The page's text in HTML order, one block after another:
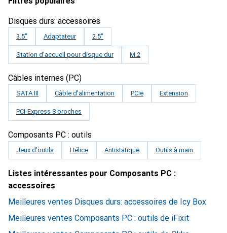
Disques durs: accessoires
3.5" Adaptateur 2.5"
Station d'accueil pour disque dur M.2
Câbles internes (PC)
SATA III Câble d'alimentation PCIe Extension
PCI-Express 8 broches
Composants PC : outils
Jeux d'outils Hélice Antistatique Outils à main
Listes intéressantes pour Composants PC :
accessoires
Meilleures ventes Disques durs: accessoires de Icy Box
Meilleures ventes Composants PC : outils de iFixit